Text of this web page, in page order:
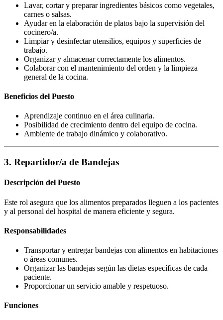
Lavar, cortar y preparar ingredientes básicos como vegetales,
carnes o salsas.
Ayudar en la elaboración de platos bajo la supervisión del
cocinero/a.
Limpiar y desinfectar utensilios, equipos y superficies de
trabajo.
Organizar y almacenar correctamente los alimentos.
Colaborar con el mantenimiento del orden y la limpieza
general de la cocina.
Beneficios del Puesto
Aprendizaje continuo en el área culinaria.
Posibilidad de crecimiento dentro del equipo de cocina.
Ambiente de trabajo dinámico y colaborativo.
3. Repartidor/a de Bandejas
Descripción del Puesto
Este rol asegura que los alimentos preparados lleguen a los pacientes
y al personal del hospital de manera eficiente y segura.
Responsabilidades
Transportar y entregar bandejas con alimentos en habitaciones
o áreas comunes.
Organizar las bandejas según las dietas específicas de cada
paciente.
Proporcionar un servicio amable y respetuoso.
Funciones